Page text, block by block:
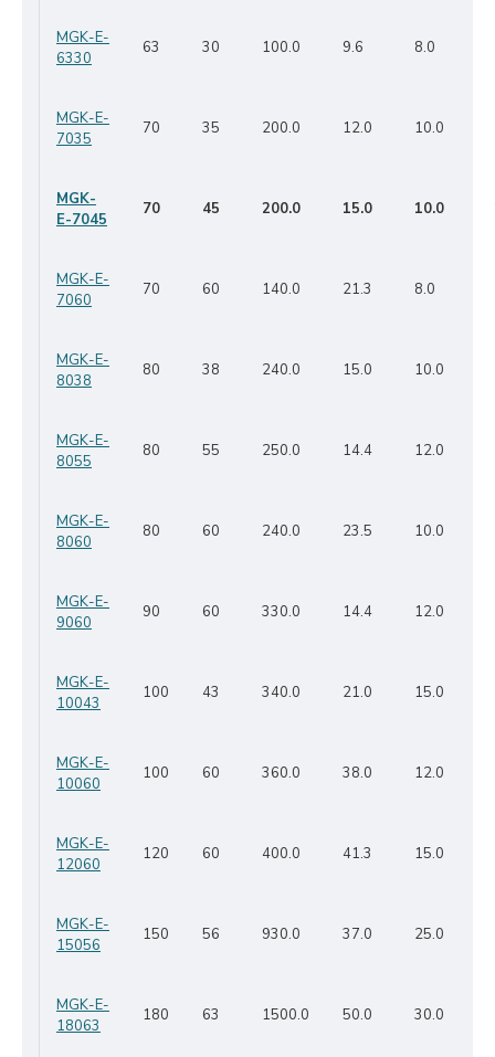
MGK-E-
6330
63 30 100.0 9.6 8.0
MGK-E-
7035
70 35 200.0 12.0 10.0
MGK-
E-7045
70 45 200.0 15.0 10.0
MGK-E-
7060
70 60 140.0 21.3 8.0
MGK-E-
8038
80 38 240.0 15.0 10.0
MGK-E-
8055
80 55 250.0 14.4 12.0
MGK-E-
8060
80 60 240.0 23.5 10.0
MGK-E-
9060
90 60 330.0 14.4 12.0
MGK-E-
10043
100 43 340.0 21.0 15.0
MGK-E-
10060
100 60 360.0 38.0 12.0
MGK-E-
12060
120 60 400.0 41.3 15.0
MGK-E-
15056
150 56 930.0 37.0 25.0
MGK-E-
18063
180 63 1500.0 50.0 30.0